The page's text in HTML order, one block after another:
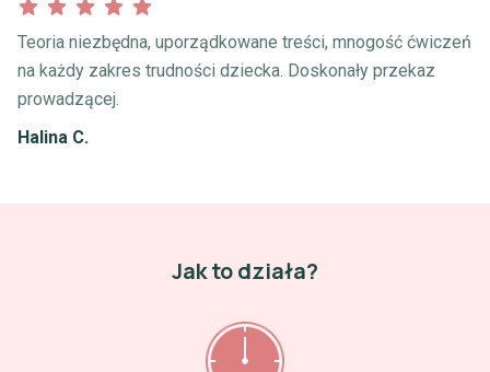
Teoria niezbędna, uporządkowane treści, mnogość ćwiczeń
na każdy zakres trudności dziecka. Doskonały przekaz
prowadzącej.
Halina C.
Jak to działa?